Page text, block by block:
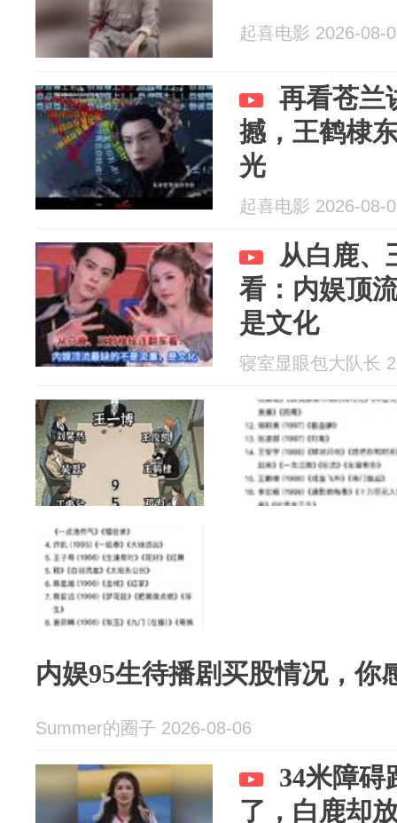
起喜电影 2026-08-
再看苍兰
撼，王鹤棣
光
起喜电影 2026-08-
从白鹿、
看：内娱顶
是文化
寝室显眼包大队长
内娱95生待播剧买股情况，你
Summer的圈子 2026-08-06
34米障碍
了，白鹿却